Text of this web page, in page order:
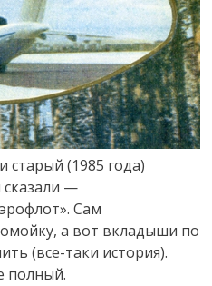
старый (1985 года)
сказали —
Сам
а вот вкладыши по
(все-таки история).
полный.